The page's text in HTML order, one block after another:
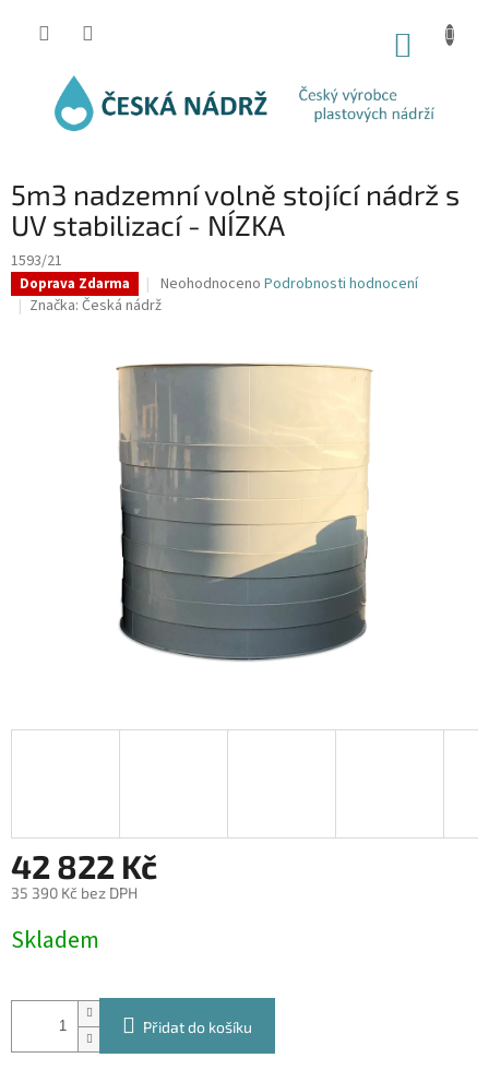
5m3 nadzemní volně stojící nádrž s
UV stabilizací - NÍZKA
1593/21
Doprava Zdarma
Průměrné
hodnocení
0,0
Neohodnoceno Podrobnosti hodnocení
Značka: Česká nádrž
42 822 Kč
35 390 Kč bez DPH
cena:
Skladem
Přidat do košíku